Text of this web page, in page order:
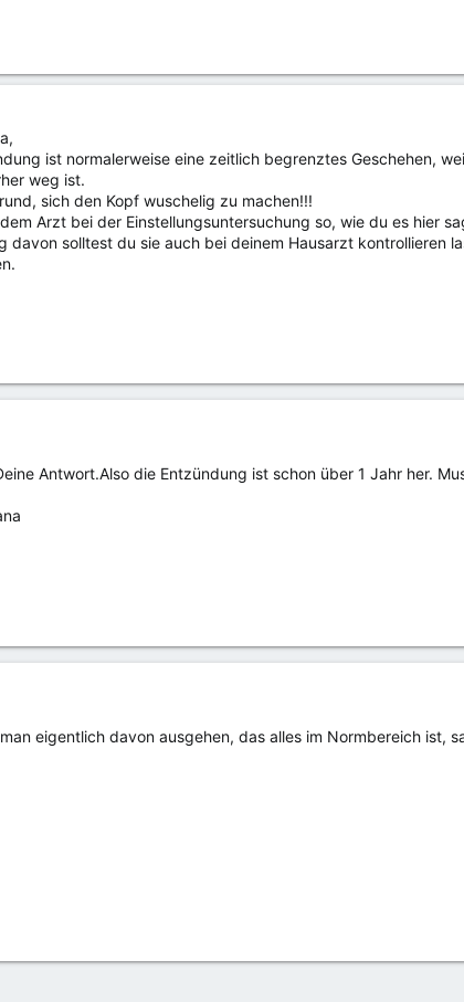
ist normalerweise eine zeitlich begrenztes Geschehen,
weg ist.
sich den Kopf wuschelig zu machen!!!
Arzt bei der Einstellungsuntersuchung so, wie du es hier
davon solltest du sie auch bei deinem Hausarzt kontrollieren
Antwort.Also die Entzündung ist schon über 1 Jahr her.
eigentlich davon ausgehen, das alles im Normbereich ist,